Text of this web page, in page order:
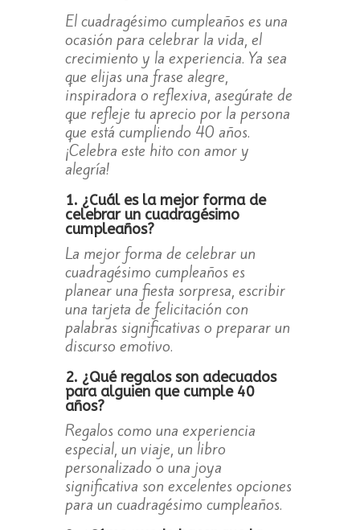
El cuadragésimo cumpleaños es una
ocasión para celebrar la vida, el
crecimiento y la experiencia. Ya sea
que elijas una frase alegre,
inspiradora o reflexiva, asegúrate de
que refleje tu aprecio por la persona
que está cumpliendo 40 años.
¡Celebra este hito con amor y
alegría!
1. ¿Cuál es la mejor forma de
celebrar un cuadragésimo
cumpleaños?
La mejor forma de celebrar un
cuadragésimo cumpleaños es
planear una fiesta sorpresa, escribir
una tarjeta de felicitación con
palabras significativas o preparar un
discurso emotivo.
2. ¿Qué regalos son adecuados
para alguien que cumple 40
años?
Regalos como una experiencia
especial, un viaje, un libro
personalizado o una joya
significativa son excelentes opciones
para un cuadragésimo cumpleaños.